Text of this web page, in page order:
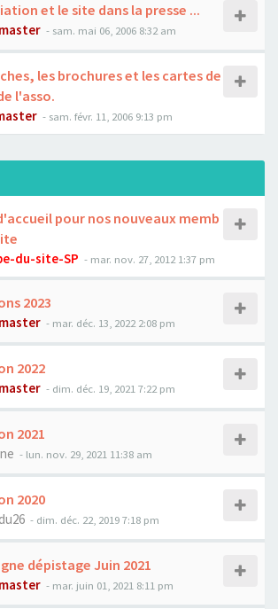
et le site dans la presse ...
- sam. mai 06, 2006 8:32 am
les brochures et les cartes de
l'asso.
- sam. févr. 11, 2006 9:13 pm
pour nos nouveaux memb
du-site-SP - mar. nov. 27, 2012 1:37 pm
2023
- mar. déc. 13, 2022 2:08 pm
2022
- dim. déc. 19, 2021 7:22 pm
2021
- lun. nov. 29, 2021 11:38 am
2020
- dim. déc. 22, 2019 7:18 pm
dépistage Juin 2021
- mar. juin 01, 2021 8:11 pm